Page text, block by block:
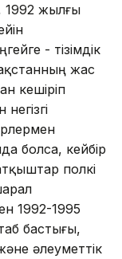
1992 жылғы
- тізімдік
жас
кешіріп
болса, кейбір
полкі
1992-1995
бастығы,
әлеуметтік